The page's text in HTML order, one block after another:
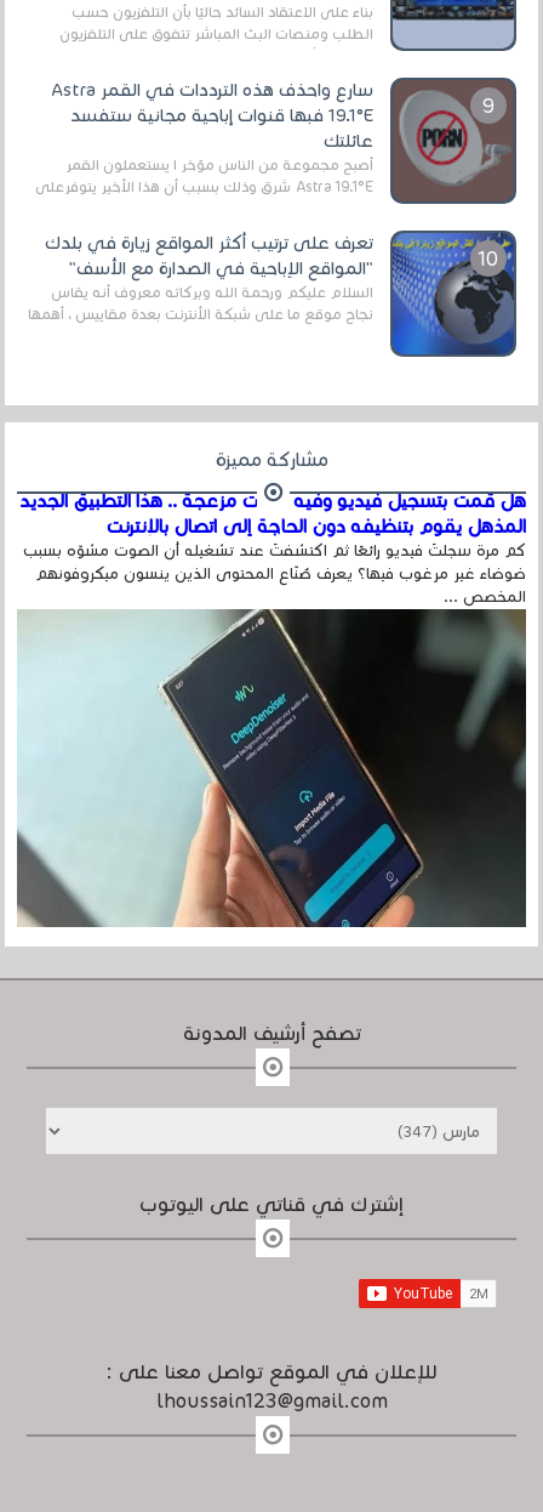
بناءً على الاعتقاد السائد حاليًا بأن التلفزيون حسب
الطلب ومنصات البث المباشر تتفوق على التلفزيون
الرقمي الأرضي التقليدي، يُعدّ IPTV-org خيار...
سارع واحذف هذه الترددات في القمر Astra
19.1°E فبها قنوات إباحية مجانية ستفسد
عائلتك
أصبح مجموعة من الناس مؤخر ا يستعملون القمر
Astra 19.1°E شرق وذلك بسبب أن هذا الأخير يتوفرعلى
تعرف على ترتيب أكثر المواقع زيارة في بلدك
"المواقع الإباحية في الصدارة مع الأسف"
السلام عليكم ورحمة الله وبركاته معروف أنه يقاس
نجاح موقع ما على شبكة الأنترنت بعدة مقاييس ، أهمها
مشاركة مميزة
هل قمت بتسجيل فيديو وفيه أصوت مزعجة .. هذا التطبيق الجديد
المذهل يقوم بتنظيفه دون الحاجة إلى اتصال بالإنترنت
كم مرة سجلتَ فيديو رائعًا ثم اكتشفتَ عند تشغيله أن الصوت مشوّه بسبب
ضوضاء غير مرغوب فيها؟ يعرف صُنّاع المحتوى الذين ينسون ميكروفونهم
المخصص ...
تصفح أرشيف المدونة
إشترك في قناتي على اليوتوب
للإعلان في الموقع تواصل معنا على :
lhoussain123@gmail.com